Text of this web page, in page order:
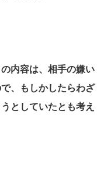
内容は、相手の嫌い
、もしかしたらわざ
としていたとも考え